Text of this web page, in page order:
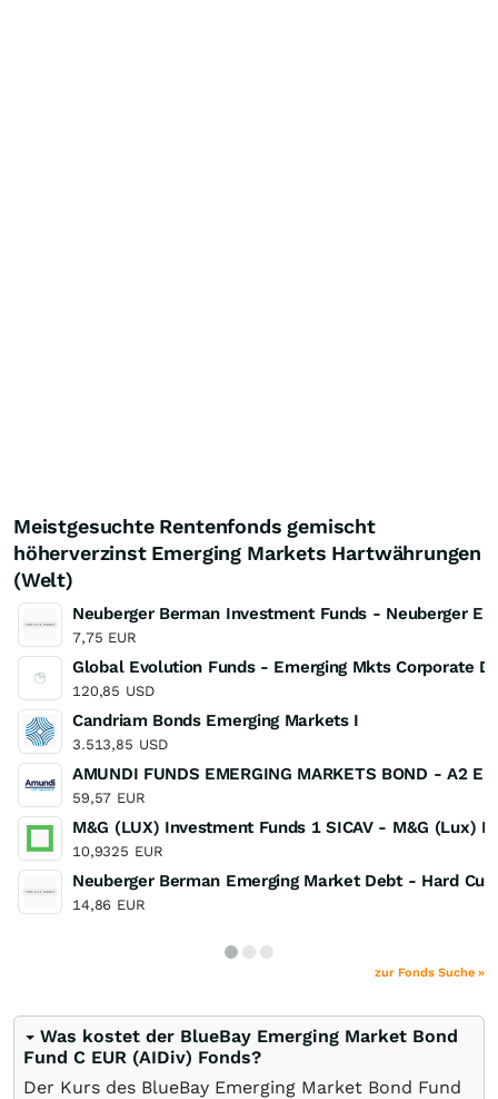
Meistgesuchte Rentenfonds gemischt
höherverzinst Emerging Markets Hartwährungen
(Welt)
Neuberger Berman Investment Funds - Neuberger
7,75 EUR
Global Evolution Funds - Emerging Mkts Corporate
120,85 USD
Candriam Bonds Emerging Markets I
3.513,85 USD
AMUNDI FUNDS EMERGING MARKETS BOND - A2
59,57 EUR
M&G (LUX) Investment Funds 1 SICAV - M&G (Lux)
10,9325 EUR
Neuberger Berman Emerging Market Debt - Hard
14,86 EUR
zur Fonds Suche »
Was kostet der BlueBay Emerging Market Bond
Fund C EUR (AIDiv) Fonds?
Der Kurs des BlueBay Emerging Market Bond Fund